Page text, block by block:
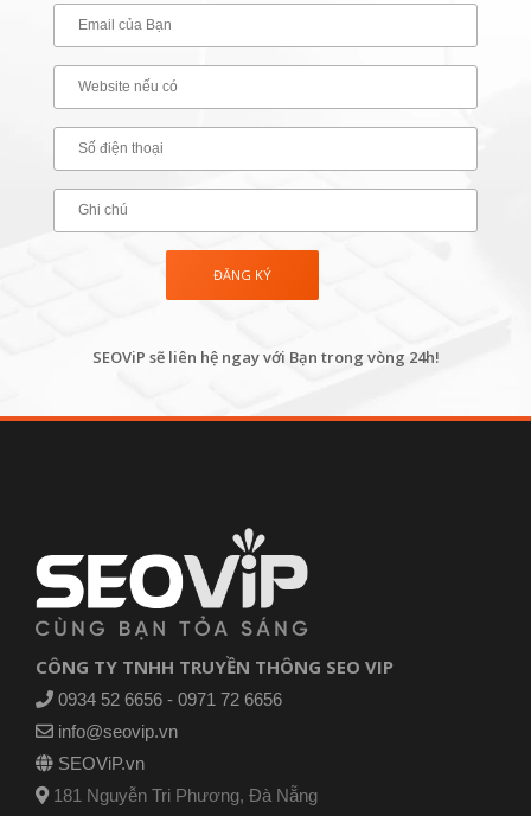
SEOViP sẽ liên hệ ngay với Bạn trong vòng 24h!
CÔNG TY TNHH TRUYỀN THÔNG SEO VIP
0934 52 6656 - 0971 72 6656
info@seovip.vn
SEOViP.vn
181 Nguyễn Tri Phương, Đà Nẵng